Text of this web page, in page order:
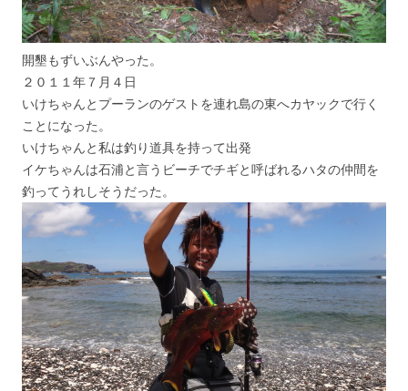
開墾もずいぶんやった。
２０１１年７月４日
いけちゃんとプーランのゲストを連れ島の東へカヤックで行く
ことになった。
いけちゃんと私は釣り道具を持って出発
イケちゃんは石浦と言うビーチでチギと呼ばれるハタの仲間を
釣ってうれしそうだった。